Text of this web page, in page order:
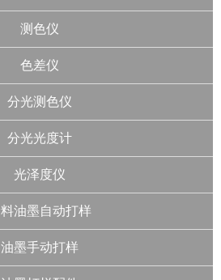
测色仪
色差仪
分光测色仪
分光光度计
光泽度仪
油墨自动打样
油墨手动打样